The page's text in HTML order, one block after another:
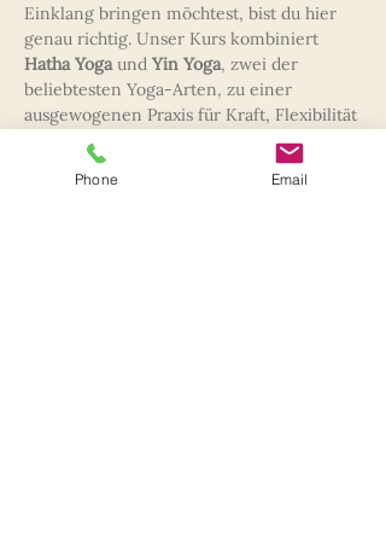
Einklang bringen möchtest, bist du hier
genau richtig. Unser Kurs kombiniert
Hatha Yoga und Yin Yoga, zwei der
beliebtesten Yoga-Arten, zu einer
ausgewogenen Praxis für Kraft, Flexibilität
und Entspannung.
Hatha Yoga stärkt die Muskulatur,
Phone Email